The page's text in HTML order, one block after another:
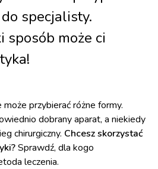
specjalisty.
sposób może ci
przybierać różne formy.
dobrany aparat, a niekiedy
chirurgiczny. Chcesz skorzystać
Sprawdź, dla kogo
leczenia.